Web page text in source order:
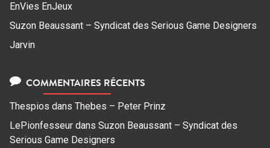
EnVies EnJeux
Suzon Beaussant – Syndicat des Serious Game Designers
Jarvin
COMMENTAIRES RÉCENTS
Thespios dans Thebes – Peter Prinz
LePionfesseur dans Suzon Beaussant – Syndicat des
Serious Game Designers